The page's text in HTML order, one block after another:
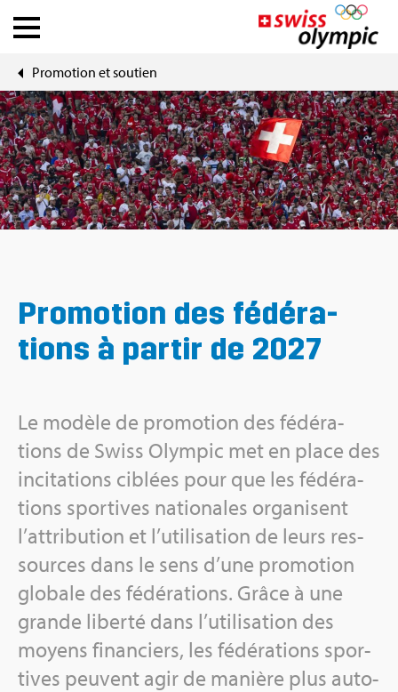
Fédé­ra­tions
Ath­lete Hub
À pro­pos de Swiss Olym­pic
Pro­mo­tion et sou­tien
Pro­mo­tion des fédé­ra­
tions à par­tir de 2027
Le modèle de pro­mo­tion des fédé­ra­
tions de Swiss Olym­pic met en place des
inci­ta­tions ciblées pour que les fédé­ra­
tions spor­tives natio­nales orga­nisent
l’at­tri­bu­tion et l’uti­li­sa­tion de leurs res­
sources dans le sens d’une pro­mo­tion
glo­bale des fédé­ra­tions. Grâce à une
grande liberté dans l’uti­li­sa­tion des
moyens finan­ciers, les fédé­ra­tions spor­
tives peuvent agir de manière plus auto­